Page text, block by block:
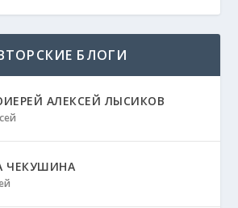
БЛОГИ
АЛЕКСЕЙ ЛЫСИКОВ
ЧЕКУШИНА